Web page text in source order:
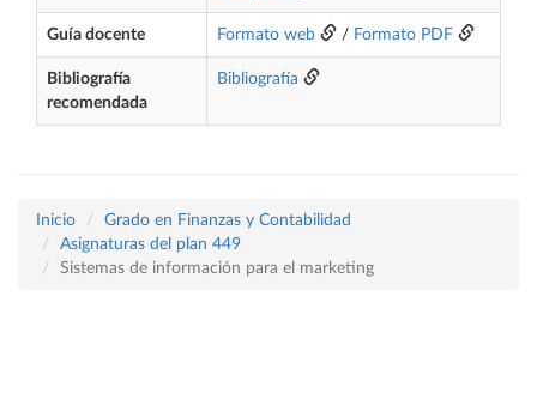
Guía docente Formato web / Formato PDF
Bibliografía
recomendada
Bibliografía
Inicio
Grado en Finanzas y Contabilidad
Asignaturas del plan 449
Sistemas de información para el marketing